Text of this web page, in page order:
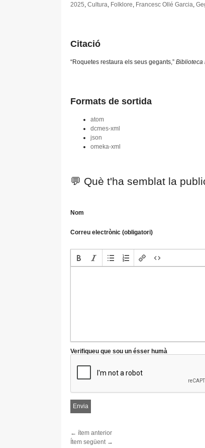
2025, Cultura, Folklore, Francesc Ollé Garcia,
Citació
“Roquetes restaura els seus gegants,” Biblioteca
Formats de sortida
atom
dcmes-xml
json
omeka-xml
💬 Què t'ha semblat la
Nom
Correu electrònic (obligatori)
Verifiqueu que sou un ésser humà
← ítem anterior
Ítem següent →